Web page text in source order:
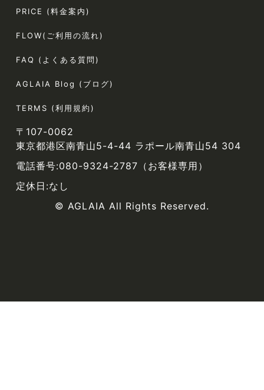
PRICE (料金案内)
FLOW(ご利用の流れ)
FAQ (よくある質問)
AGLAIA Blog (ブログ)
TERMS (利用規約)
〒107-0062
東京都港区南青山5-4-44 ラポール南青山54 304
電話番号:080-9324-2787（お客様専用）
定休日:なし
© AGLAIA All Rights Reserved.